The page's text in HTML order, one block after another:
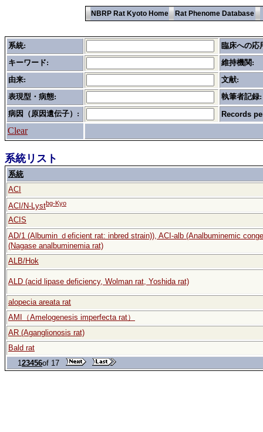
系統:
臨床への応
キーワード:
維持機関:
由来:
文献:
表現型・病態:
執筆者記録:
病因（原因遺伝子）:
Records
Clear
系統リスト
系統
ACI
ACI/N-Lystbg-Kyo
ACIS
AD/1 (Albumin ｄeficient rat: inbred strain)), ACI-alb (Analbuminemic
(Nagase analbuminemia rat)
ALB/Hok
ALD (acid lipase deficiency, Wolman rat, Yoshida rat)
alopecia areata rat
AMI（Amelogenesis imperfecta rat）
AR (Aganglionosis rat)
Bald rat
123456of 17
NBRP Rat Kyoto Home Rat Phenome Database